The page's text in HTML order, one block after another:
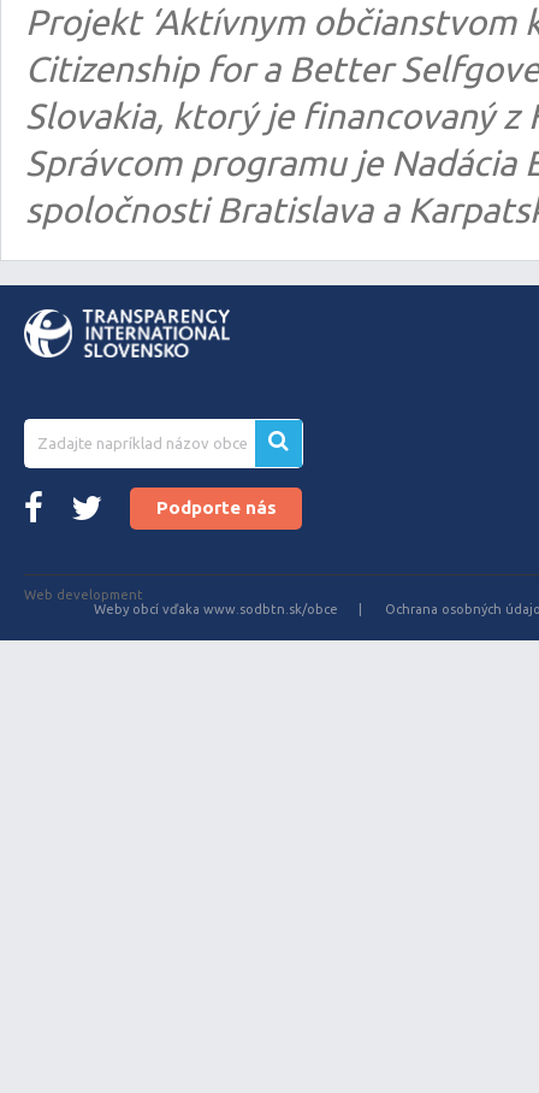
Projekt ‘Aktívnym občianstvom
Citizenship for a Better
Slovakia, ktorý je financovaný z
Správcom programu je
spoločnosti Bratislava a
Podporte nás
Web development
Weby obcí vďaka www.sodbtn.sk/obce
Ochrana osobných